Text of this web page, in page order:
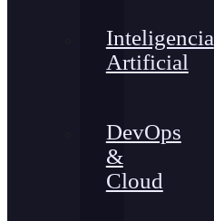
Inteligencia
Artificial
DevOps
&
Cloud